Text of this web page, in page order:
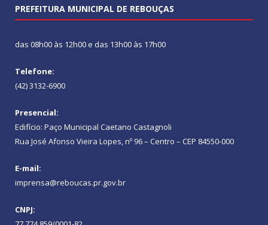
PREFEITURA MUNICIPAL DE REBOUÇAS
das 08h00 às 12h00 e das 13h00 às 17h00
Telefone:
(42) 3132-6900
Presencial:
Edifício: Paço Municipal Caetano Castagnoli
Rua José Afonso Vieira Lopes, nº 96 – Centro – CEP 84550-000
E-mail:
imprensa@reboucas.pr.gov.br
CNPJ: